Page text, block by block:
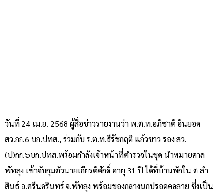
วันที่ 24 เม.ย. 2568 ผู้สื่อข่าวรายงานว่า พ.ต.ท.อภิชาติ อินยอด
สว.กก.6 บก.ปทส., ร่วมกับ ร.ต.ท.ธีรัชกฤติ แก้วขาว รอง สว.
(ป)กก.๖บก.ปทส.พร้อมกำลังเจ้าหน้าที่ตำรวจในชุด นำหมายศาล
พัทลุง เข้าจับกุมตัวนายเกียรติศักดิ์ อายุ 31 ปี ได้ที่บ้านพักใน ต.ลำ
สินธ์ อ.ศรีนครินทร์ จ.พัทลุง พร้อมของกลางนกปรอดคอลาย ซึ่งเป็น